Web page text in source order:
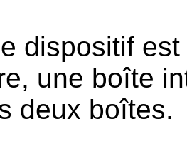
dispositif
une boîte
deux boîtes.